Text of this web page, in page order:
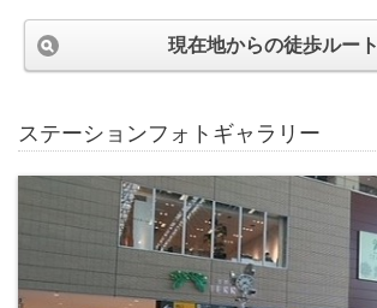
現在地からの徒歩ルート
ステーションフォトギャラリー